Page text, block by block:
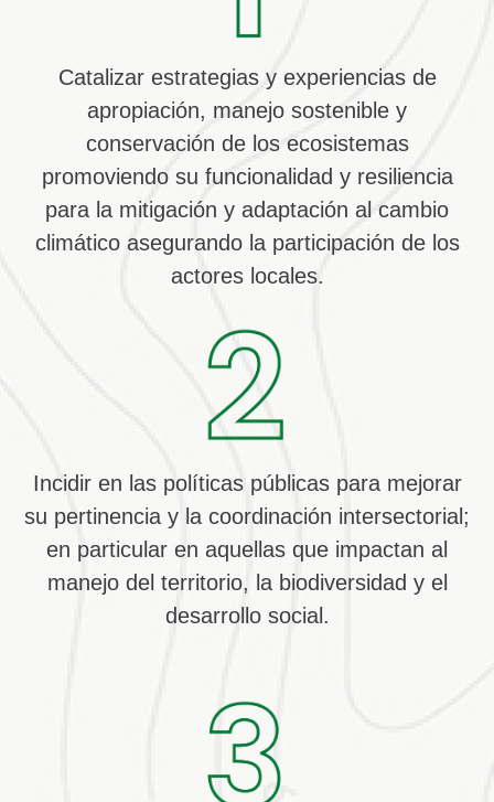
Catalizar estrategias y experiencias de
apropiación, manejo sostenible y
conservación de los ecosistemas
promoviendo su funcionalidad y resiliencia
para la mitigación y adaptación al cambio
climático asegurando la participación de los
actores locales.
Incidir en las políticas públicaspara mejorar
su pertinencia y la coordinación intersectorial;
en particular en aquellas que impactan al
manejo del territorio, la biodiversidad y el
desarrollo social.